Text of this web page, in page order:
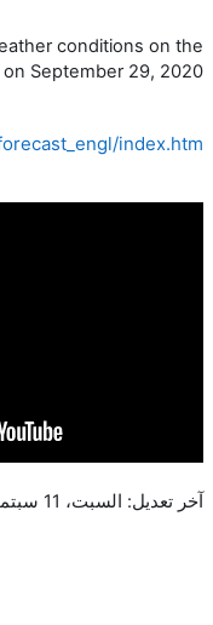
conditions on the
September 29, 2020.
index.htm
آخر تعديل: السبت، 11 سبتمبر 2021، 6:35 AM